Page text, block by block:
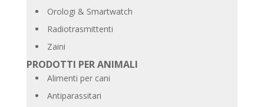
Orologi & Smartwatch
Radiotrasmittenti
Zaini
PRODOTTI PER ANIMALI
Alimenti per cani
Antiparassitari